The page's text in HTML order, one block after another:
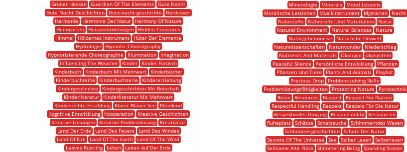
Grüner Hecken
Guardian Of The Elements
Gute Nacht
Gute Nacht Geschichten
Gute-nacht-geschichte
Hardcover
Harmonie
Harmonie Der Natur
Harmony Of Nature
Heimgarten
Herausforderungen
Hidden Treasures
Himmel
Hölzernes Instrument
Hüter Der Elemente
Hydrologie
Hypnotic Choreography
Hypnotisierende Choreographie
Illumination
Imagination
Influencing The Weather
Kinder
Kinder Fördern
Kinderbuch
Kinderbuch Mit Mehrwert
Kinderbücher
Kinderbuchreihe
Kinderbuchserie
Kindererziehung
Kindergeschichte
Kindergeschichten Mit Botschaft
Kinderliteratur
Kinderliteratur Mit Mehrwert
Kindgerechte Erzählung
Klarer Blauer See
Kleinkind
Kognitive Entwicklung
Kooperation
Kreative Geschichten
Kreative Lösungen
Kreative Problemlösung
Kreativität
Land Der Erde
Land Des Feuers
Land Des Windes
Land Of Fire
Land Of The Earth
Land Of The Wind
Leaves Rustling
Leben
Leben Auf Der Erde
Mineralogie
Minerals
Moral Lessons
Moralische Lektionen
Musikinstrument Mysterien
Nacht
Nährstoffe
Nährstoffe Und Materialien
Natur
Natural Environment
Natural Sciences
Nature
Naturgeheimnisse
Natürliche Umwelt
Naturwissenschaften
Naturwunder
Niederschlag
Nutrients And Materials
Ökologie
ökosystem
Peaceful Silence
Persönliche Entwicklung
Pflanzen
Pflanzen Und Tiere
Plants And Animals
Playlist
Precious Drop
Problem-solving Skills
Problemlösungsfähigkeiten
Protecting Nature
Pyrotechnik
Reise
Resources Respect
Respect For Nature
Respectful Handling
Respekt
Respekt Für Die Natur
Respektvoller Umgang
Responsibility
Ressourcen
Ruheplatz
Schätze Schatzsuche
Schimmerndes Wesen
Schlummergeschichten Schutz Der Natur
Secrets Of The Universe
See Selber Lesen
Selberlesen
Seltsame Alte Flöte
Shimmering Being Sparkling Stones